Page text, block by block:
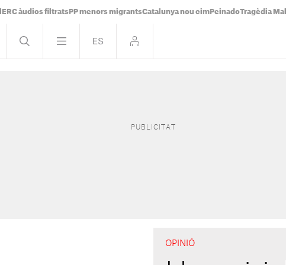
ERC àudios filtrats PP menors migrantsCatalunya nou cim PeinadoTragèdia
OPINIÓ